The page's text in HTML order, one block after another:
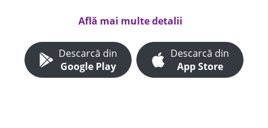
Află mai multe detalii
Descarcă din
Google Play
Descarcă din
App Store